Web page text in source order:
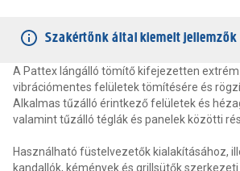
Szakértőnk által kiemelt jellemzők
A Pattex lángálló tömítő kifejezetten
vibrációmentes felületek tömítésére és
Alkalmas tűzálló érintkező felületek és
valamint tűzálló téglák és panelek közötti
Használható füstelvezetők kialakításához,
kandallók, kémények és grillsütők